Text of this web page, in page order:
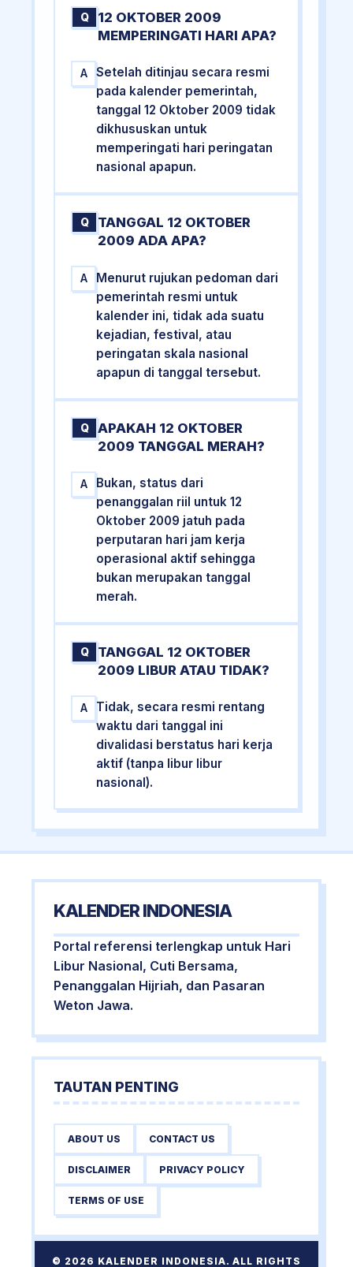
Q
12 OKTOBER 2009
MEMPERINGATI HARI APA?
A
Setelah ditinjau secara resmi
pada kalender pemerintah,
tanggal 12 Oktober 2009 tidak
dikhususkan untuk
memperingati hari peringatan
nasional apapun.
Q
TANGGAL 12 OKTOBER
2009 ADA APA?
A
Menurut rujukan pedoman dari
pemerintah resmi untuk
kalender ini, tidak ada suatu
kejadian, festival, atau
peringatan skala nasional
apapun di tanggal tersebut.
Q
APAKAH 12 OKTOBER
2009 TANGGAL MERAH?
A
Bukan, status dari
penanggalan riil untuk 12
Oktober 2009 jatuh pada
perputaran hari jam kerja
operasional aktif sehingga
bukan merupakan tanggal
merah.
Q
TANGGAL 12 OKTOBER
2009 LIBUR ATAU TIDAK?
A
Tidak, secara resmi rentang
waktu dari tanggal ini
divalidasi berstatus hari kerja
aktif (tanpa libur libur
nasional).
KALENDER INDONESIA
Portal referensi terlengkap untuk Hari
Libur Nasional, Cuti Bersama,
Penanggalan Hijriah, dan Pasaran
Weton Jawa.
TAUTAN PENTING
ABOUT US CONTACT US
DISCLAIMER PRIVACY POLICY
TERMS OF USE
© 2026 KALENDER INDONESIA. ALL RIGHTS